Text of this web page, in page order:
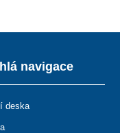
navigace
deska